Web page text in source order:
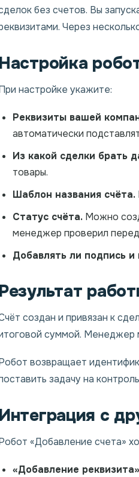
без счетов. Вы
Через
Настройка
настройке укажите:
Реквизиты вашей
автоматически
Из какой сделки брать
товары.
Шаблон названия счёта.
Статус счёта. Можно
менеджер проверил
Добавлять ли подпись и
Результат
создан и привязан к
суммой. Менеджер
возвращает
задачу на
Интеграция с
«Добавление счета»
«Добавление реквизита»